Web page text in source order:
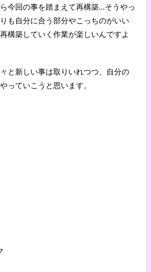
今回の事を踏まえて再構築…そうやっ
も自分に合う部分やこっちのがいい
構築していく作業が楽しいんですよ
と新しい事は取りいれつつ、自分の
っていこうと思います。